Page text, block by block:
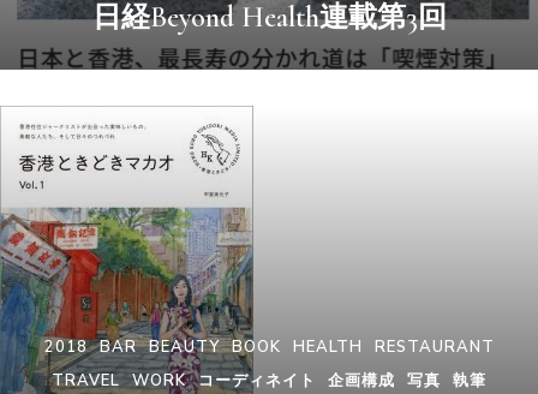
日経Beyond Health連載第3回
2018 BAR BEAUTY BOOK HEALTH
RESTAURANT
TRAVEL WORK コーディネイト 企画構成 写真 執筆